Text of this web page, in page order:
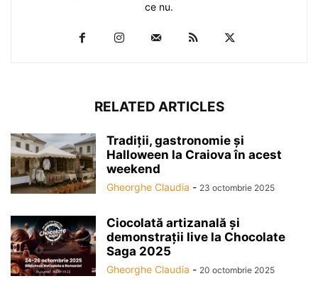
ce nu.
RELATED ARTICLES
Tradiții, gastronomie și
Halloween la Craiova în acest
weekend
Gheorghe Claudia - 23 octombrie 2025
Ciocolată artizanală și
demonstrații live la Chocolate
Saga 2025
Gheorghe Claudia - 20 octombrie 2025